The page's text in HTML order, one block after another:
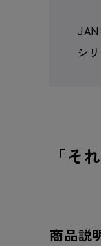
シ
「そ
商品説